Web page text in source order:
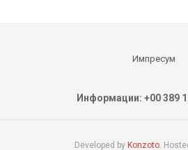
Импресум
Информации: +00 389
Developed by Konzoto.